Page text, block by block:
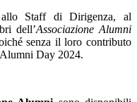
Staff di Dirigenza, al
dell’Associazione Alumni
senza il loro contributo
Day 2024.